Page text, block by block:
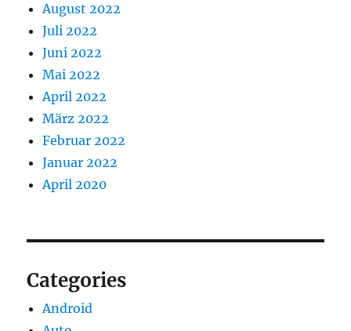
August 2022
Juli 2022
Juni 2022
Mai 2022
April 2022
März 2022
Februar 2022
Januar 2022
April 2020
Categories
Android